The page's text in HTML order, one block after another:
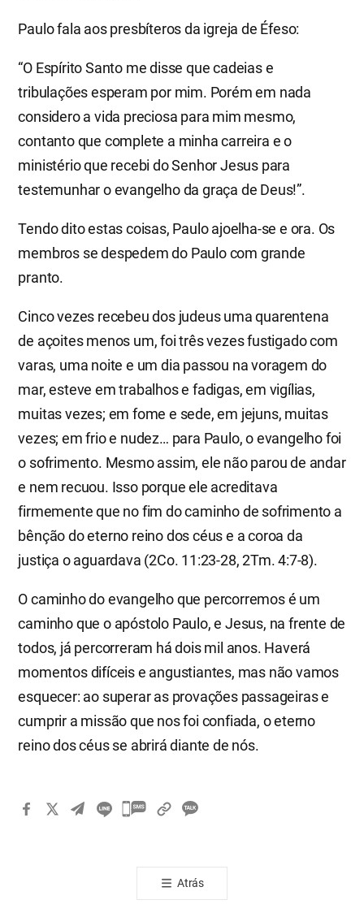
Paulo fala aos presbíteros da igreja de Éfeso:
“O Espírito Santo me disse que cadeias e
tribulações esperam por mim. Porém em nada
considero a vida preciosa para mim mesmo,
contanto que complete a minha carreira e o
ministério que recebi do Senhor Jesus para
testemunhar o evangelho da graça de Deus!”.
Tendo dito estas coisas, Paulo ajoelha-se e ora. Os
membros se despedem do Paulo com grande
pranto.
Cinco vezes recebeu dos judeus uma quarentena
de açoites menos um, foi três vezes fustigado com
varas, uma noite e um dia passou na voragem do
mar, esteve em trabalhos e fadigas, em vigílias,
muitas vezes; em fome e sede, em jejuns, muitas
vezes; em frio e nudez… para Paulo, o evangelho foi
o sofrimento. Mesmo assim, ele não parou de andar
e nem recuou. Isso porque ele acreditava
firmemente que no fim do caminho de sofrimento a
bênção do eterno reino dos céus e a coroa da
justiça o aguardava (2Co. 11:23-28, 2Tm. 4:7-8).
O caminho do evangelho que percorremos é um
caminho que o apóstolo Paulo, e Jesus, na frente de
todos, já percorreram há dois mil anos. Haverá
momentos difíceis e angustiantes, mas não vamos
esquecer: ao superar as provações passageiras e
cumprir a missão que nos foi confiada, o eterno
reino dos céus se abrirá diante de nós.
카
톡
공
Atrás